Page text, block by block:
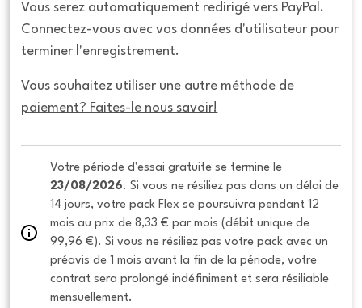
Vous serez automatiquement redirigé vers PayPal.
Connectez-vous avec vos données d'utilisateur pour
terminer l'enregistrement.
Vous souhaitez utiliser une autre méthode de
paiement? Faites-le nous savoir!
23/08/2026. Si vous ne résiliez pas dans un délai de
14 jours, votre pack Flex se poursuivra pendant 12
mois au prix de 8,33 € par mois (débit unique de
99,96 €). Si vous ne résiliez pas votre pack avec un
préavis de 1 mois avant la fin de la période, votre
contrat sera prolongé indéfiniment et sera résiliable
mensuellement.